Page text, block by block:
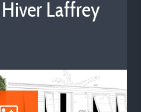
Laffrey